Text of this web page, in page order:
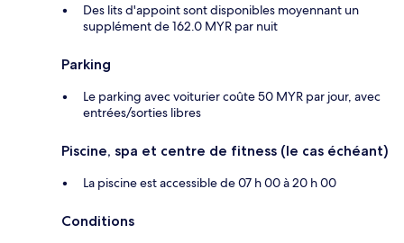
Des lits d'appoint sont disponibles moyennant un
supplément de 162.0 MYR par nuit
Parking
Le parking avec voiturier coûte 50 MYR par jour, avec
entrées/sorties libres
Piscine, spa et centre de fitness (le cas échéant)
La piscine est accessible de 07 h 00 à 20 h 00
Conditions